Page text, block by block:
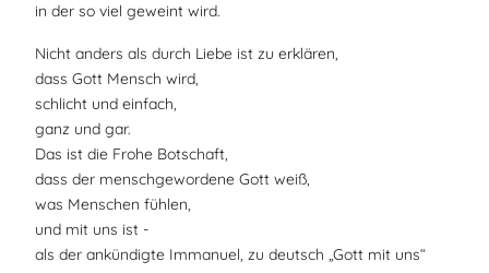
in der so viel geweint wird.
Nicht anders als durch Liebe ist zu erklären,
dass Gott Mensch wird,
schlicht und einfach,
ganz und gar.
Das ist die Frohe Botschaft,
dass der menschgewordene Gott weiß,
was Menschen fühlen,
und mit uns ist -
als der ankündigte Immanuel, zu deutsch „Gott mit uns“